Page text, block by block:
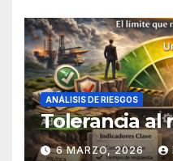
ANÁLISIS DE RIESGOS
Tolerancia al
6 MARZO, 2026